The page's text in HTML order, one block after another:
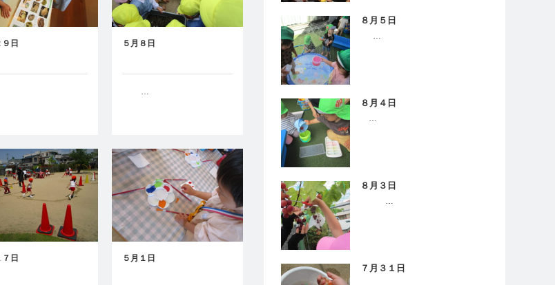
９日 ５月８日
…
７日 ５月１日
８月５日
…
８月４日
…
８月３日
…
７月３１日